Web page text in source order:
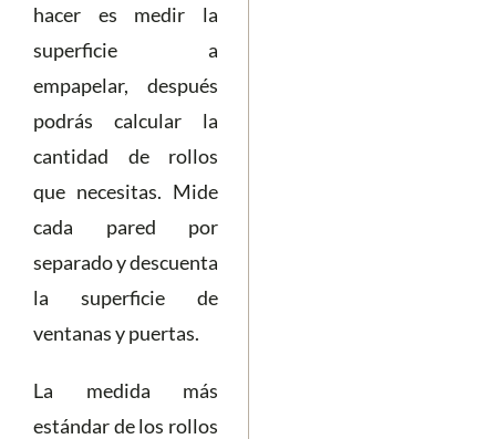
hacer es medir la
superficie a
empapelar, después
podrás calcular la
cantidad de rollos
que necesitas. Mide
cada pared por
separado y descuenta
la superficie de
ventanas y puertas.
La medida más
estándar de los rollos